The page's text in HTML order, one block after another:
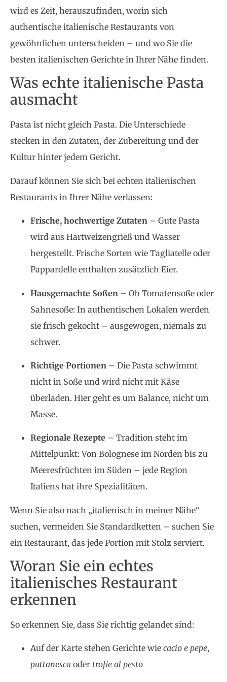
wird es Zeit, herauszufinden, worin sich
authentische italienische Restaurants von
gewöhnlichen unterscheiden – und wo Sie die
besten italienischen Gerichte in Ihrer Nähe finden.
Was echte italienische Pasta
ausmacht
Pasta ist nicht gleich Pasta. Die Unterschiede
stecken in den Zutaten, der Zubereitung und der
Kultur hinter jedem Gericht.
Darauf können Sie sich bei echten italienischen
Restaurants in Ihrer Nähe verlassen:
Frische, hochwertige Zutaten – Gute Pasta
wird aus Hartweizengrieß und Wasser
hergestellt. Frische Sorten wie Tagliatelle oder
Pappardelle enthalten zusätzlich Eier.
Hausgemachte Soßen – Ob Tomatensoße oder
Sahnesoße: In authentischen Lokalen werden
sie frisch gekocht – ausgewogen, niemals zu
schwer.
Richtige Portionen – Die Pasta schwimmt
nicht in Soße und wird nicht mit Käse
überladen. Hier geht es um Balance, nicht um
Masse.
Regionale Rezepte – Tradition steht im
Mittelpunkt: Von Bolognese im Norden bis zu
Meeresfrüchten im Süden – jede Region
Italiens hat ihre Spezialitäten.
Wenn Sie also nach „italienisch in meiner Nähe“
suchen, vermeiden Sie Standardketten – suchen Sie
ein Restaurant, das jede Portion mit Stolz serviert.
Woran Sie ein echtes
italienisches Restaurant
erkennen
So erkennen Sie, dass Sie richtig gelandet sind:
Auf der Karte stehen Gerichte wie cacio e pepe,
puttanesca oder trofie al pesto